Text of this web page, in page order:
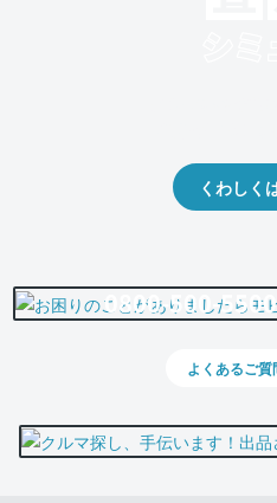
くわしく
0800-500-5500
よくあるご